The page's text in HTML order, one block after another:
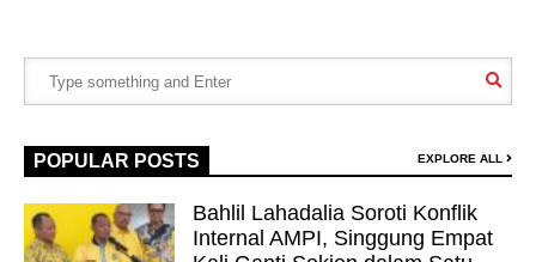
POPULAR POSTS EXPLORE ALL
Bahlil Lahadalia Soroti Konflik
Internal AMPI, Singgung Empat